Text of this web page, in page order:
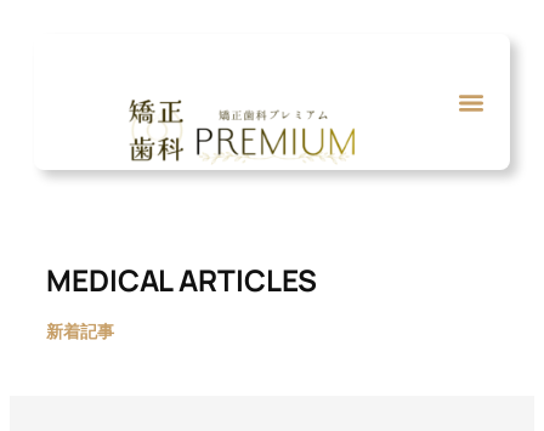
MEDICAL ARTICLES
新着記事